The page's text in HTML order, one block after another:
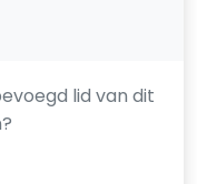
lid van dit